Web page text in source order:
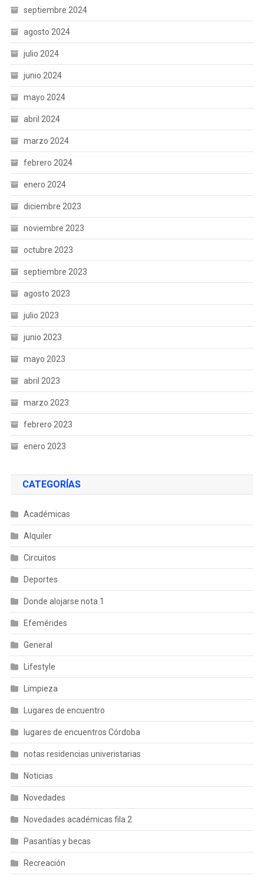
septiembre 2024
agosto 2024
julio 2024
junio 2024
mayo 2024
abril 2024
marzo 2024
febrero 2024
enero 2024
diciembre 2023
noviembre 2023
octubre 2023
septiembre 2023
agosto 2023
julio 2023
junio 2023
mayo 2023
abril 2023
marzo 2023
febrero 2023
enero 2023
CATEGORÍAS
Académicas
Alquiler
Circuitos
Deportes
Donde alojarse nota 1
Efemérides
General
Lifestyle
Limpieza
Lugares de encuentro
lugares de encuentros Córdoba
notas residencias univeristarias
Noticias
Novedades
Novedades académicas fila 2
Pasantías y becas
Recreación